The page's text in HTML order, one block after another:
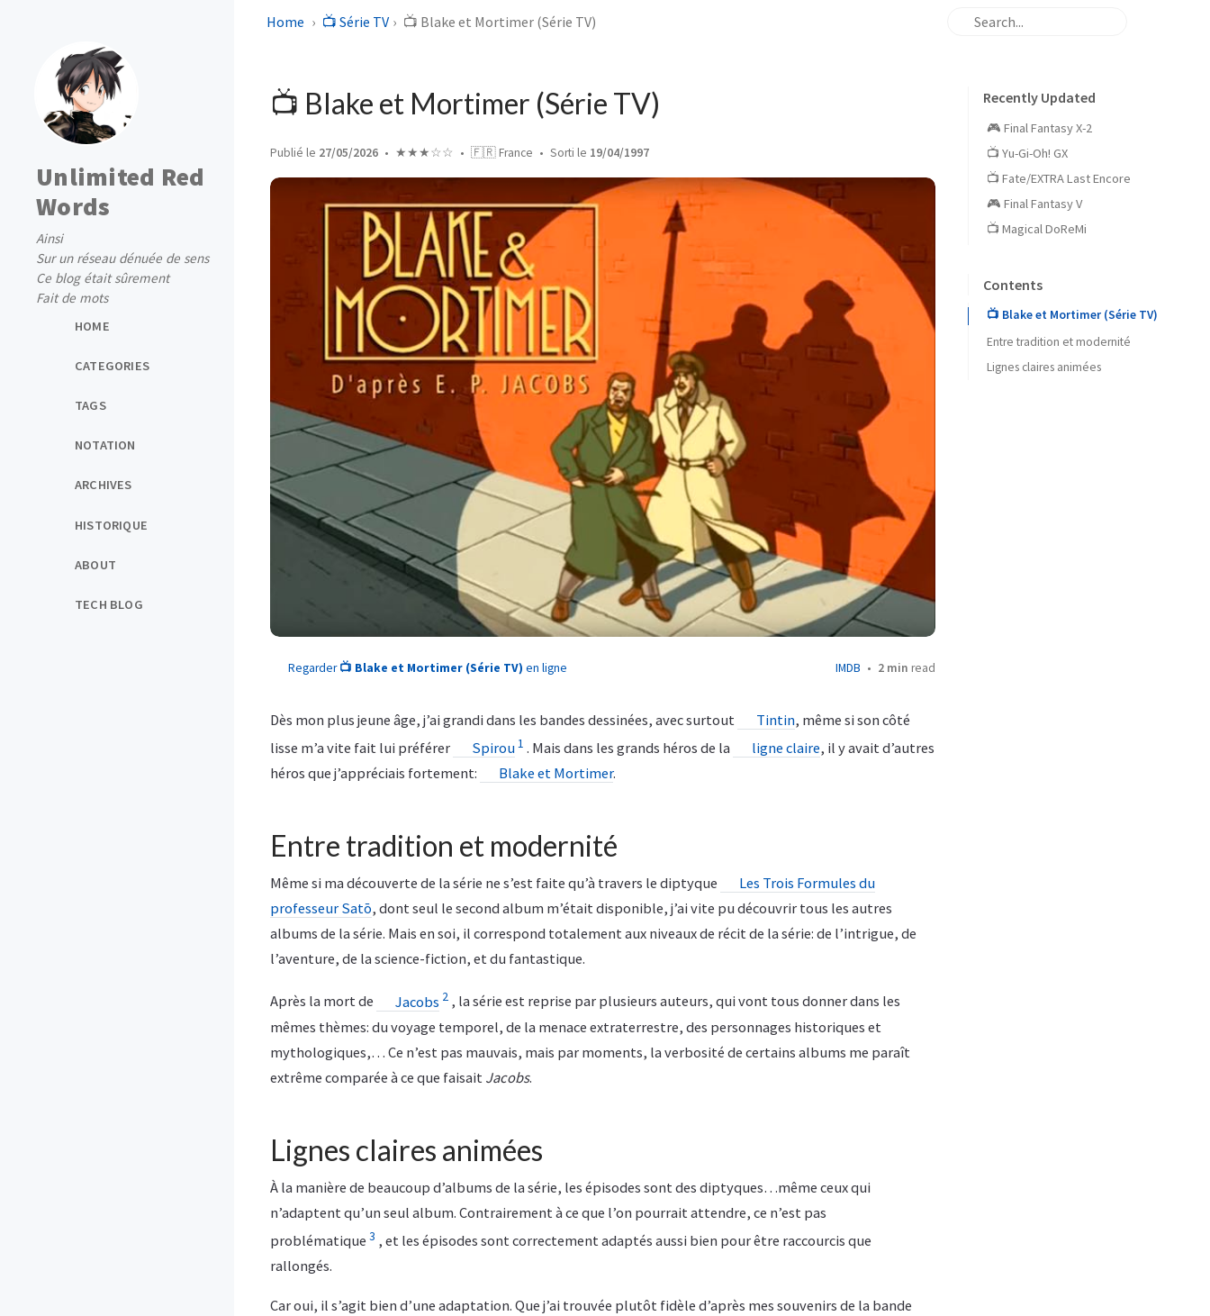
Unlimited Red
Words
Ainsi
Sur un réseau dénuée de sens
Ce blog était sûrement
Fait de mots
HOME
CATEGORIES
TAGS
NOTATION
ARCHIVES
HISTORIQUE
ABOUT
TECH BLOG
Home 📺 Série TV 📺 Blake et Mortimer (Série TV)
📺 Blake et Mortimer (Série TV)
Publié le 27/05/2026 ★★★☆☆ 🇫🇷 France Sorti le 19/04/1997
Regarder📺 Blake et Mortimer (Série TV) en ligne IMDB 2 min read
Dès mon plus jeune âge, j’ai grandi dans les bandes dessinées, avec surtout Tintin, même si son côté
lisse m’a vite fait lui préférer
Spirou1 . Mais dans les grands héros de la ligne claire, il y avait d’autres
héros que j’appréciais fortement:
Blake et Mortimer.
Entre tradition et modernité
Même si ma découverte de la série ne s’est faite qu’à travers le diptyque
Les Trois Formules du
professeur Satō, dont seul le second album m’était disponible, j’ai vite pu découvrir tous les autres
albums de la série. Mais en soi, il correspond totalement aux niveaux de récit de la série: de l’intrigue, de
l’aventure, de la science-fiction, et du fantastique.
Après la mort de Jacobs 2 , la série est reprise par plusieurs auteurs, qui vont tous donner dans les
mêmes thèmes: du voyage temporel, de la menace extraterrestre, des personnages historiques et
mythologiques,… Ce n’est pas mauvais, mais par moments, la verbosité de certains albums me paraît
extrême comparée à ce que faisait Jacobs.
Lignes claires animées
À la manière de beaucoup d’albums de la série, les épisodes sont des diptyques…même ceux qui
n’adaptent qu’un seul album. Contrairement à ce que l’on pourrait attendre, ce n’est pas
problématique 3 , et les épisodes sont correctement adaptés aussi bien pour être raccourcis que
rallongés.
Car oui, il s’agit bien d’une adaptation. Que j’ai trouvée plutôt fidèle d’après mes souvenirs de la bande
Recently Updated
🎮 Final Fantasy X-2
📺 Yu-Gi-Oh! GX
📺 Fate/EXTRA Last Encore
🎮 Final Fantasy V
📺 Magical DoReMi
Contents
📺 Blake et Mortimer (Série TV)
Entre tradition et modernité
Lignes claires animées